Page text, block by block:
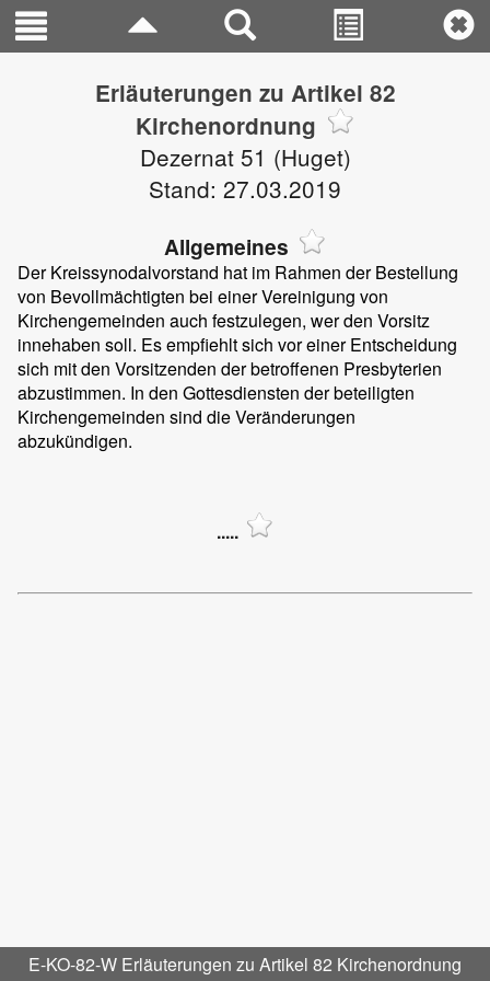
E-KO-82-W Erläuterungen zu Artikel 82 Kirchenordnung
Erläuterungen zu Artikel 82
Kirchenordnung
Dezernat 51 (Huget)
Stand: 27.03.2019
Allgemeines
Der Kreissynodalvorstand hat im Rahmen der Bestellung
von Bevollmächtigten bei einer Vereinigung von
Kirchengemeinden auch festzulegen, wer den Vorsitz
innehaben soll. Es empfiehlt sich vor einer Entscheidung
sich mit den Vorsitzenden der betroffenen Presbyterien
abzustimmen. In den Gottesdiensten der beteiligten
Kirchengemeinden sind die Veränderungen
abzukündigen.
.....